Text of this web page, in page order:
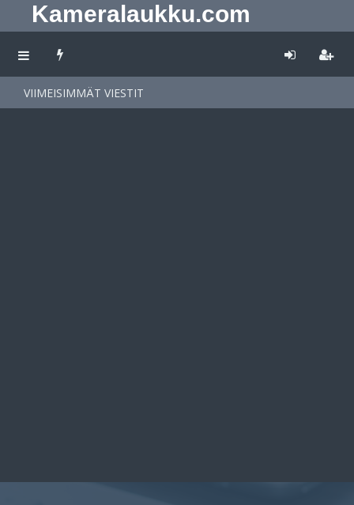
Kameralaukku.com
VIIMEISIMMÄT VIESTIT